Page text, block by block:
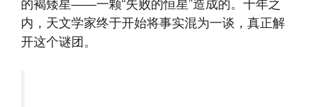
的褐矮星——一颗“失败的恒星”造成的。十年之
内，天文学家终于开始将事实混为一谈，真正解
开这个谜团。